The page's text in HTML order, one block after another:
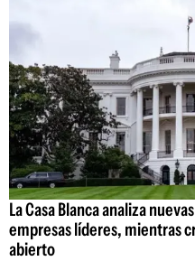
La Casa Blanca analiza
empresas líderes, mientras
abierto